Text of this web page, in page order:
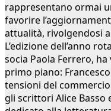
rappresentano ormai
favorire
attualità, rivolgendosi
L’edizione dell’anno
socia Paola Ferrero,
primo piano:
tensioni del
gli scrittori Alice